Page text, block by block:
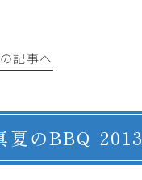
記事へ
夏のBBQ 2013